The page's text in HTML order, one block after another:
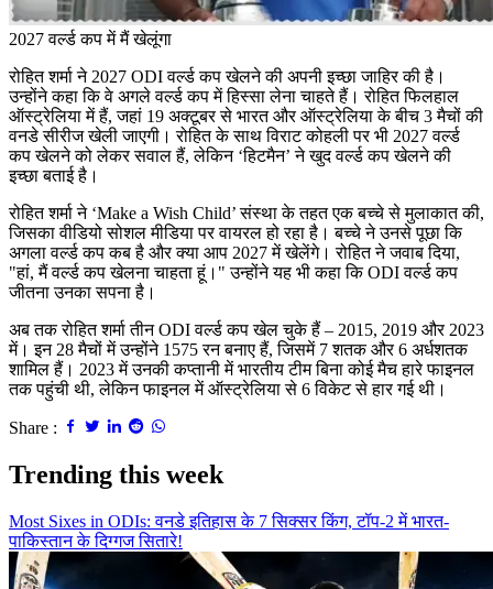
2027 वर्ल्ड कप में मैं खेलूंगा
रोहित शर्मा ने 2027 ODI वर्ल्ड कप खेलने की अपनी इच्छा जाहिर की है।
उन्होंने कहा कि वे अगले वर्ल्ड कप में हिस्सा लेना चाहते हैं। रोहित फिलहाल
ऑस्ट्रेलिया में हैं, जहां 19 अक्टूबर से भारत और ऑस्ट्रेलिया के बीच 3 मैचों की
वनडे सीरीज खेली जाएगी। रोहित के साथ विराट कोहली पर भी 2027 वर्ल्ड
कप खेलने को लेकर सवाल हैं, लेकिन ‘हिटमैन’ ने खुद वर्ल्ड कप खेलने की
इच्छा बताई है।
रोहित शर्मा ने ‘Make a Wish Child’ संस्था के तहत एक बच्चे से मुलाकात की,
जिसका वीडियो सोशल मीडिया पर वायरल हो रहा है। बच्चे ने उनसे पूछा कि
अगला वर्ल्ड कप कब है और क्या आप 2027 में खेलेंगे। रोहित ने जवाब दिया,
"हां, मैं वर्ल्ड कप खेलना चाहता हूं।" उन्होंने यह भी कहा कि ODI वर्ल्ड कप
जीतना उनका सपना है।
अब तक रोहित शर्मा तीन ODI वर्ल्ड कप खेल चुके हैं – 2015, 2019 और 2023
में। इन 28 मैचों में उन्होंने 1575 रन बनाए हैं, जिसमें 7 शतक और 6 अर्धशतक
शामिल हैं। 2023 में उनकी कप्तानी में भारतीय टीम बिना कोई मैच हारे फाइनल
तक पहुंची थी, लेकिन फाइनल में ऑस्ट्रेलिया से 6 विकेट से हार गई थी।
Share :
Trending this week
Most Sixes in ODIs: वनडे इतिहास के 7 सिक्सर किंग, टॉप-2 में भारत-
पाकिस्तान के दिग्गज सितारे!